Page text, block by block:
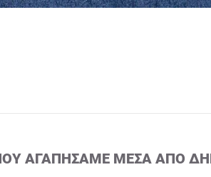
ΑΓΑΠΉΣΑΜΕ ΜΈΣΑ ΑΠΌ